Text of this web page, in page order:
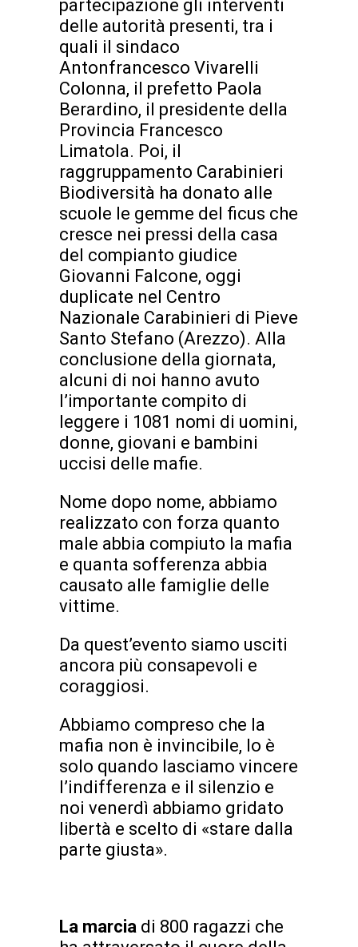
partecipazione gli interventi
delle autorità presenti, tra i
quali il sindaco
Antonfrancesco Vivarelli
Colonna, il prefetto Paola
Berardino, il presidente della
Provincia Francesco
Limatola. Poi, il
raggruppamento Carabinieri
Biodiversità ha donato alle
scuole le gemme del ficus che
cresce nei pressi della casa
del compianto giudice
Giovanni Falcone, oggi
duplicate nel Centro
Nazionale Carabinieri di Pieve
Santo Stefano (Arezzo). Alla
conclusione della giornata,
alcuni di noi hanno avuto
l’importante compito di
leggere i 1081 nomi di uomini,
donne, giovani e bambini
uccisi delle mafie.
Nome dopo nome, abbiamo
realizzato con forza quanto
male abbia compiuto la mafia
e quanta sofferenza abbia
causato alle famiglie delle
vittime.
Da quest’evento siamo usciti
ancora più consapevoli e
coraggiosi.
Abbiamo compreso che la
mafia non è invincibile, lo è
solo quando lasciamo vincere
l’indifferenza e il silenzio e
noi venerdì abbiamo gridato
libertà e scelto di «stare dalla
parte giusta».
La marcia di 800 ragazzi che